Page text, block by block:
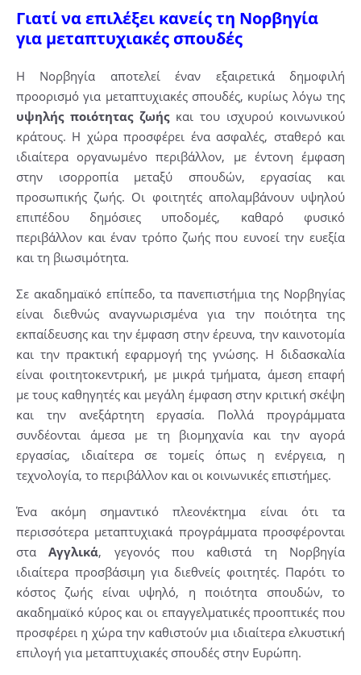
Γιατί να επιλέξει κανείς τη Νορβηγία
για μεταπτυχιακές σπουδές
Η Νορβηγία αποτελεί έναν εξαιρετικά δημοφιλή
προορισμό για μεταπτυχιακές σπουδές, κυρίως λόγω της
υψηλής ποιότητας ζωήςκαι του ισχυρού κοινωνικού
κράτους. Η χώρα προσφέρει ένα ασφαλές, σταθερό και
ιδιαίτερα οργανωμένο περιβάλλον, με έντονη έμφαση
στην ισορροπία μεταξύ σπουδών, εργασίας και
προσωπικής ζωής. Οι φοιτητές απολαμβάνουν υψηλού
επιπέδου δημόσιες υποδομές, καθαρό φυσικό
περιβάλλον και έναν τρόπο ζωής που ευνοεί την ευεξία
και τη βιωσιμότητα.
Σε ακαδημαϊκό επίπεδο, τα πανεπιστήμια της Νορβηγίας
είναι διεθνώς αναγνωρισμένα για την ποιότητα της
εκπαίδευσης και την έμφαση στην έρευνα, την καινοτομία
και την πρακτική εφαρμογή της γνώσης. Η διδασκαλία
είναι φοιτητοκεντρική, με μικρά τμήματα, άμεση επαφή
με τους καθηγητές και μεγάλη έμφαση στην κριτική σκέψη
και την ανεξάρτητη εργασία. Πολλά προγράμματα
συνδέονται άμεσα με τη βιομηχανία και την αγορά
εργασίας, ιδιαίτερα σε τομείς όπως η ενέργεια, η
τεχνολογία, το περιβάλλον και οι κοινωνικές επιστήμες.
Ένα ακόμη σημαντικό πλεονέκτημα είναι ότι τα
περισσότερα μεταπτυχιακά προγράμματα προσφέρονται
σταΑγγλικά, γεγονός που καθιστά τη Νορβηγία
ιδιαίτερα προσβάσιμη για διεθνείς φοιτητές. Παρότι το
κόστος ζωής είναι υψηλό, η ποιότητα σπουδών, το
ακαδημαϊκό κύρος και οι επαγγελματικές προοπτικές που
προσφέρει η χώρα την καθιστούν μια ιδιαίτερα ελκυστική
επιλογή για μεταπτυχιακές σπουδές στην Ευρώπη.